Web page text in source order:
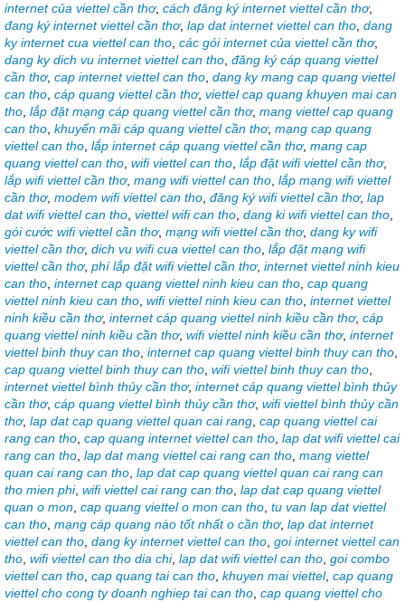
internet của viettel cần thơ, cách đăng ký internet viettel cần thơ,
đang ký internet viettel cần thơ, lap dat internet viettel can tho dang
ky internet cua viettel can tho các gói internet của viettel cần thơ,
dang ky dich vu internet viettel can tho đăng ký cáp quang viettel
cần thơ, cap internet viettel can tho dang ky mang cap quang viettel
can tho cáp quang viettel cần thơ, viettel cap quang khuyen mai can
tho lắp đặt mạng cáp quang viettel cần thơ, mang viettel cap quang
can tho khuyến mãi cáp quang viettel cần thơ, mạng cap quang
viettel can tho lắp internet cáp quang viettel cần thơ, mang cap
quang viettel can tho wifi viettel can tho lắp đặt wifi viettel cần thơ,
lắp wifi viettel cần thơ, mang wifi viettel can tho lắp mạng wifi viettel
cần thơ, modem wifi viettel can tho đăng ký wifi viettel cần thơ, lap
dat wifi viettel can tho viettel wifi can tho dang ki wifi viettel can tho
gói cước wifi viettel cần thơ, mạng wifi viettel cần thơ, dang ky wifi
viettel cần thơ, dich vu wifi cua viettel can tho lắp đặt mạng wifi
viettel cần thơ, phí lắp đặt wifi viettel cần thơ, internet viettel ninh kieu
can tho internet cap quang viettel ninh kieu can tho cap quang
viettel ninh kieu can tho wifi viettel ninh kieu can tho internet viettel
ninh kiều cần thơ, internet cáp quang viettel ninh kiều cần thơ, cáp
quang viettel ninh kiều cần thơ, wifi viettel ninh kiều cần thơ, internet
viettel binh thuy can tho internet cap quang viettel binh thuy can tho
cap quang viettel binh thuy can tho wifi viettel binh thuy can tho
internet viettel bình thủy cần thơ, internet cáp quang viettel bình thủy
cần thơ, cáp quang viettel bình thủy cần thơ, wifi viettel bình thủy cần
thơ, lap dat cap quang viettel quan cai rang cap quang viettel cai
rang can tho cap quang internet viettel can tho lap dat wifi viettel cai
rang can tho lap dat mang viettel cai rang can tho mang viettel
quan cai rang can tho lap dat cap quang viettel quan cai rang can
tho mien phi, wifi viettel cai rang can tho lap dat cap quang viettel
quan o mon cap quang viettel o mon can tho tu van lap dat viettel
can tho mạng cáp quang nào tốt nhất o cần thơ, lap dat internet
viettel can tho dang ky internet viettel can tho goi internet viettel can
tho wifi viettel can tho dia chi, lap dat wifi viettel can tho goi combo
viettel can tho cap quang tai can tho khuyen mai viettel, cap quang
viettel cho cong ty doanh nghiep tai can tho cap quang viettel cho